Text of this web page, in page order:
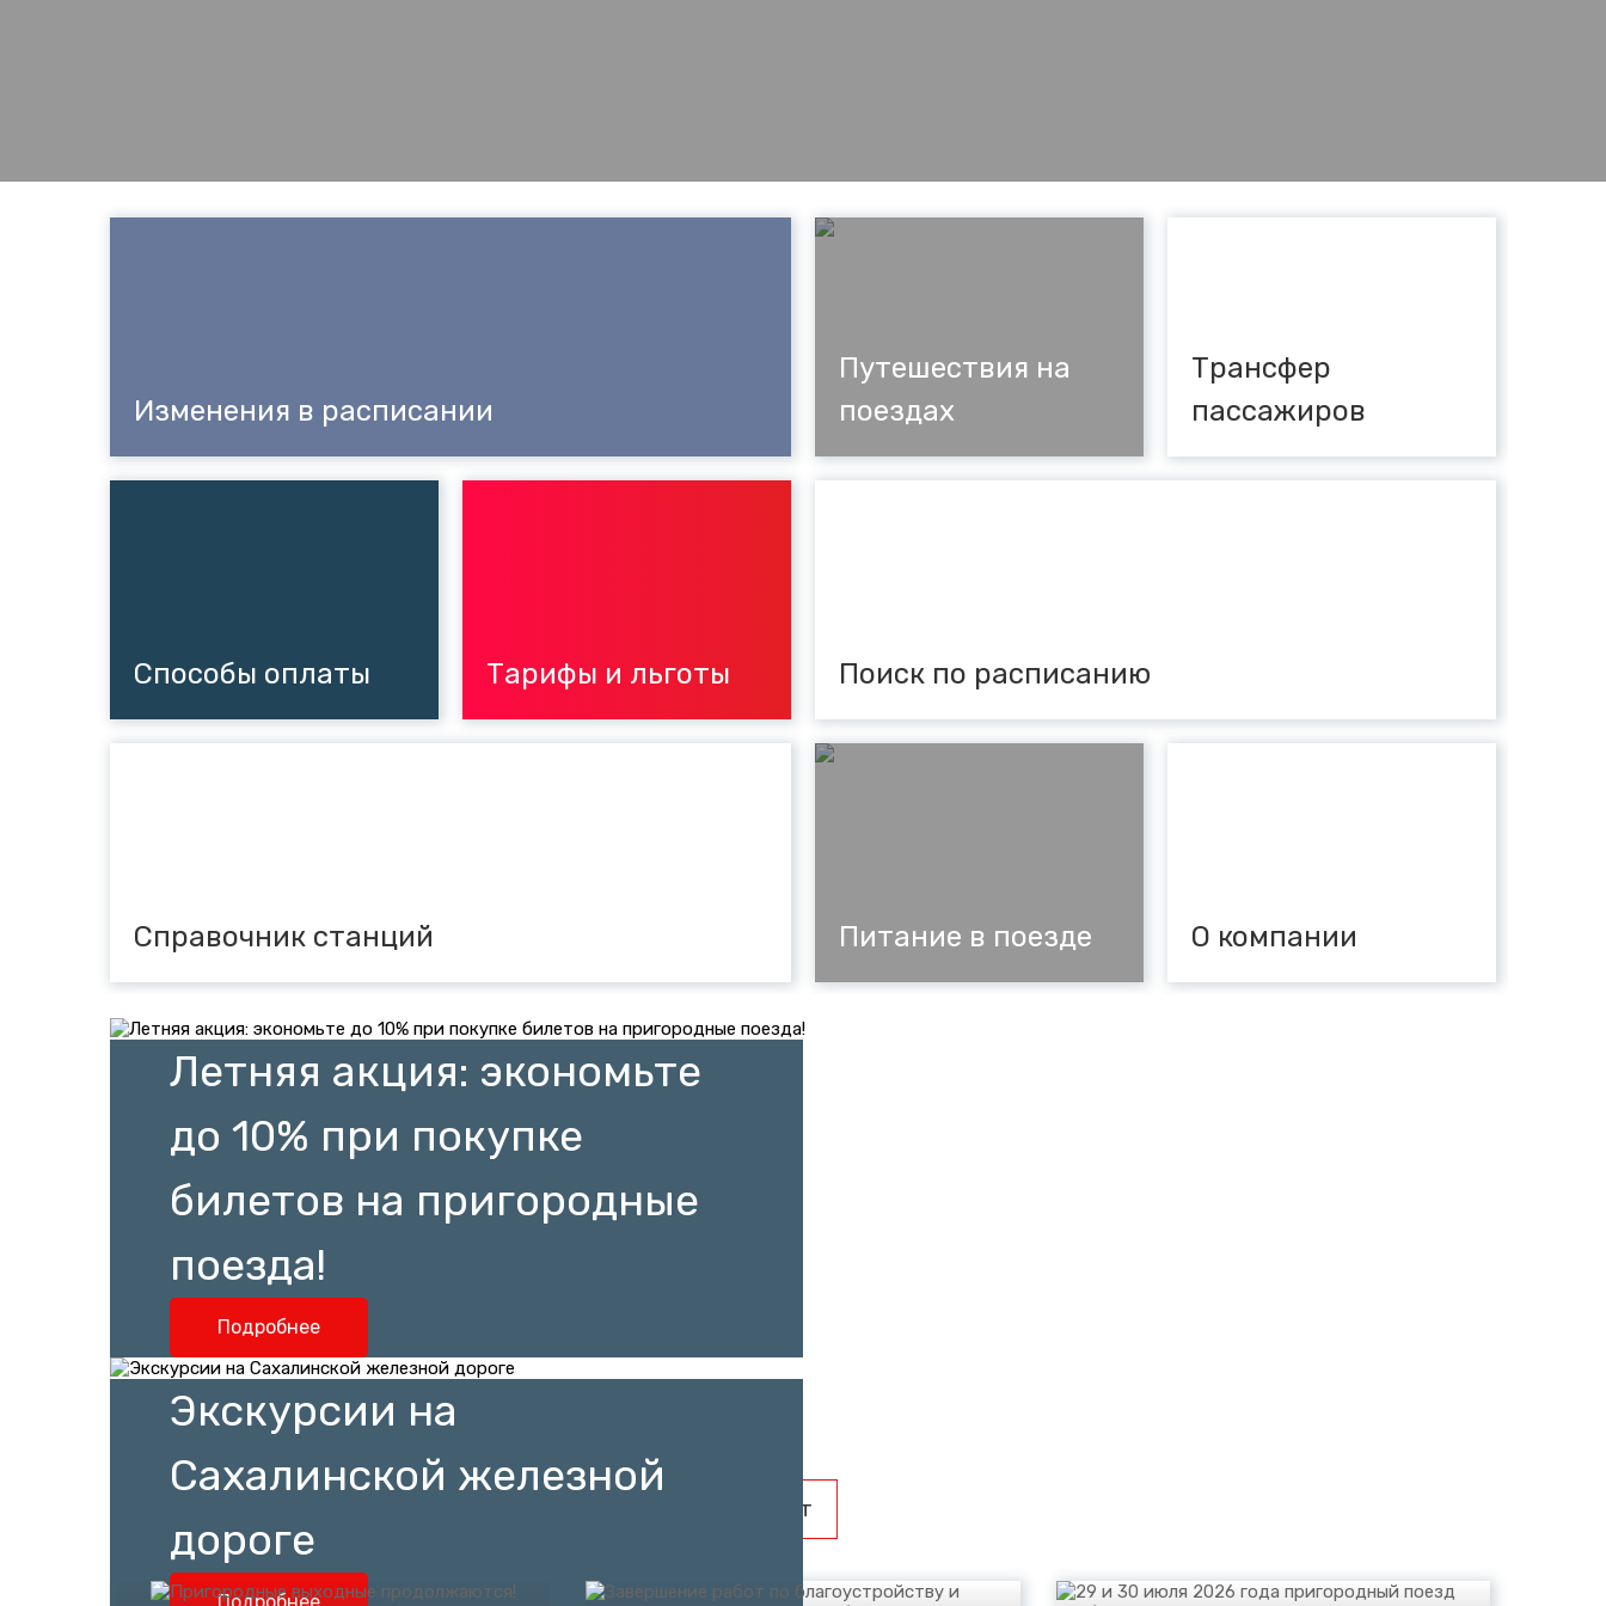
Изменения в расписании
Путешествия на
поездах
Трансфер
пассажиров
Способы оплаты Тарифы и льготы Поиск по расписанию
Справочник станций Питание в поезде О компании
Летняя акция: экономьте
до 10% при покупке
билетов на пригородные
поезда!
Подробнее
Экскурсии на
Сахалинской железной
дороге
Видеосюжет